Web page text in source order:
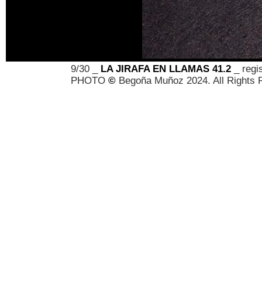
9/30 _ LA JIRAFA EN LLAMAS 41.2 _
PHOTO © Begoña Muñoz 2024. All Rights